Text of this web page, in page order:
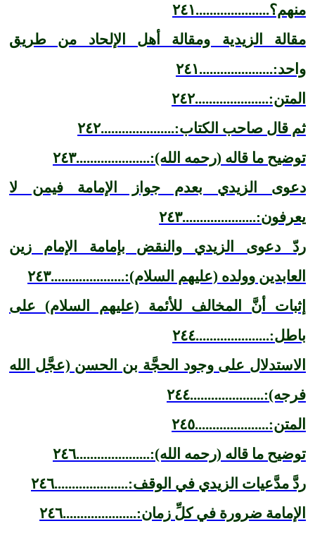
منهم؟.....................٢٤١
مقالة الزيدية ومقالة أهل الإلحاد من طريق
واحد:.....................٢٤١
المتن:.....................٢٤٢
ثم قال صاحب الكتاب:.....................٢٤٢
توضيح ما قاله (رحمه الله):.....................٢٤٣
دعوى الزيدي بعدم جواز الإمامة فيمن لا
يعرفون:.....................٢٤٣
ردّ دعوى الزيدي والنقض بإمامة الإمام زين
العابدين وولده (عليهم السلام):.....................٢٤٣
إثبات أنَّ المخالف للأئمة (عليهم السلام) على
باطل:.....................٢٤٤
الاستدلال على وجود الحجَّة بن الحسن (عجَّل الله
فرجه):.....................٢٤٤
المتن:.....................٢٤٥
توضيح ما قاله (رحمه الله):.....................٢٤٦
ردَّ مدَّعيات الزيدي في الوقف:.....................٢٤٦
الإمامة ضرورة في كلِّ زمان:.....................٢٤٦